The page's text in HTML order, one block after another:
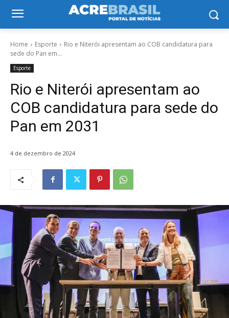
Home Esporte
Rio e Niterói apresentam ao COB candidatura para
sede do Pan em...
Esporte
Rio e Niterói apresentam ao
COB candidatura para sede do
Pan em 2031
4 de dezembro de 2024